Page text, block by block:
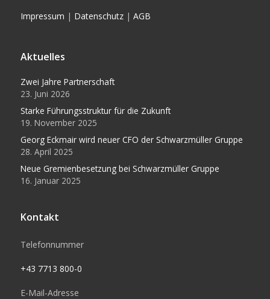
Impressum | Datenschutz| AGB
Aktuelles
Zwei Jahre Partnerschaft
23. Juni 2026
Starke Führungsstruktur für die Zukunft
19. November 2025
Georg Eckmair wird neuer CFO der Schwarzmüller Gruppe
28. April 2025
Neue Gremienbesetzung bei Schwarzmüller Gruppe
16. Januar 2025
Kontakt
Telefonnummer
+43 7713 800-0
E-Mail-Adresse